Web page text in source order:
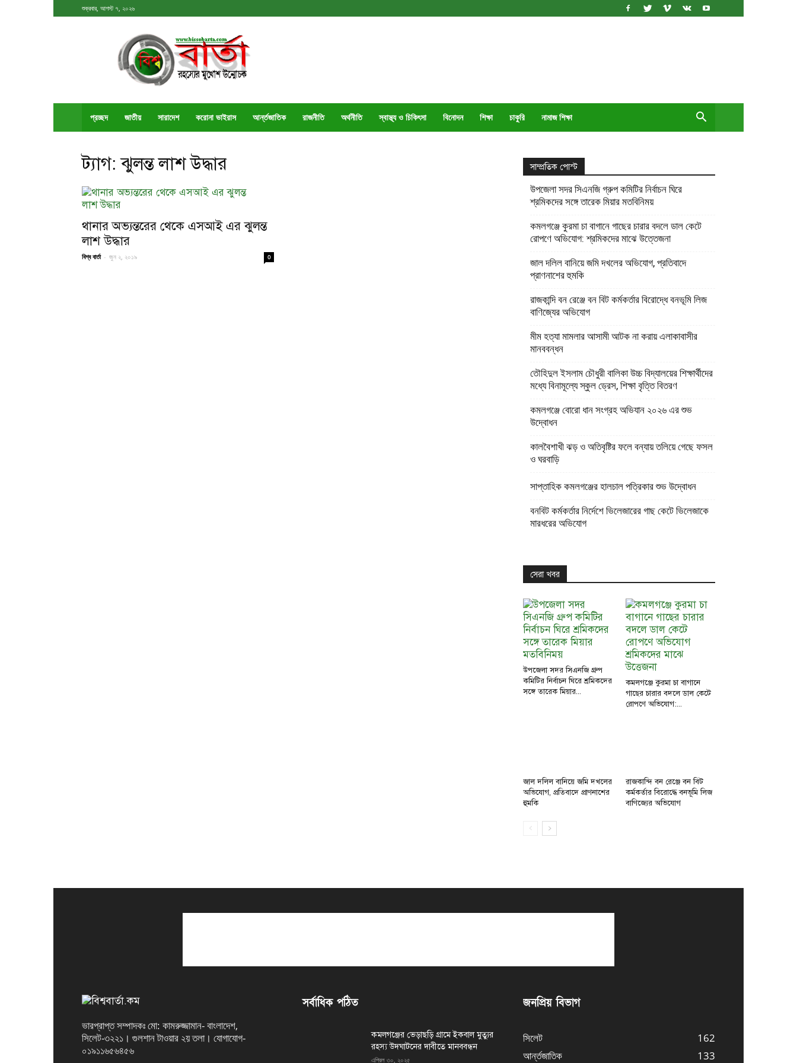
শুক্রবার, আগস্ট ৭, ২০২৬
বিশ্ববার্তা
প্রচ্ছদ জাতীয় সারাদেশ করোনা ভাইরাস আর্ন্তজাতিক রাজনীতি অর্থনীতি স্বাস্থ্য ও চিকিৎসা বিনোদন শিক্ষা চাকুরি নামাজ শিক্ষা
ট্যাগ: ঝুলন্ত লাশ উদ্ধার
থানার অভ্যন্তরের থেকে এসআই এর ঝুলন্ত
লাশ উদ্ধার
বিশ্ব বার্তা - জুন ২, ২০১৯ 0
সাম্প্রতিক পোস্ট
উপজেলা সদর সিএনজি গ্রুপ কমিটির নির্বাচন ঘিরে
শ্রমিকদের সঙ্গে তারেক মিয়ার মতবিনিময়
কমলগঞ্জে কুরমা চা বাগানে গাছের চারার বদলে ডাল কেটে
রোপণে অভিযোগ: শ্রমিকদের মাঝে উত্তেজনা
জাল দলিল বানিয়ে জমি দখলের অভিযোগ, প্রতিবাদে
প্রাণনাশের হুমকি
রাজকান্দি বন রেঞ্জে বন বিট কর্মকর্তার বিরোদ্ধে বনভূমি লিজ
বাণিজ্যের অভিযোগ
মীম হত্যা মামলার আসামী আটক না করায় এলাকাবাসীর
মানববন্ধন
তৌহিদুল ইসলাম চৌধুরী বালিকা উচ্চ বিদ্যালয়ের শিক্ষার্থীদের
মধ্যে বিনামূল্যে স্কুল ড্রেস, শিক্ষা বৃত্তি বিতরণ
কমলগঞ্জে বোরো ধান সংগ্রহ অভিযান ২০২৬ এর শুভ
উদ্বোধন
কালবৈশাখী ঝড় ও অতিবৃষ্টির ফলে বন্যায় তলিয়ে গেছে ফসল
ও ঘরবাড়ি
সাপ্তাহিক কমলগঞ্জের হালচাল পত্রিকার শুভ উদ্বোধন
বনবিট কর্মকর্তার নির্দেশে ভিলেজারের গাছ কেটে ভিলেজাকে
মারধরের অভিযোগ
সেরা খবর
উপজেলা সদর সিএনজি গ্রুপ
কমিটির নির্বাচন ঘিরে শ্রমিকদের
সঙ্গে তারেক মিয়ার...
কমলগঞ্জে কুরমা চা বাগানে
গাছের চারার বদলে ডাল কেটে
রোপণে অভিযোগ:...
জাল দলিল বানিয়ে জমি দখলের
অভিযোগ, প্রতিবাদে প্রাণনাশের
হুমকি
রাজকান্দি বন রেঞ্জে বন বিট
কর্মকর্তার বিরোদ্ধে বনভূমি লিজ
বাণিজ্যের অভিযোগ
ভারপ্রাপ্ত সম্পাদকঃ মো: কামরুজ্জামান- বাংলাদেশ,
সিলেট-৩২২১। গুলশান টাওয়ার ২য় তলা। যোগাযোগ-
০১৯১১৬৫৬৪৫৬
সর্বাধিক পঠিত
কমলগঞ্জের ভেড়াছড়ি গ্রামে ইকবাল মুত্যুর
রহস্য উদঘাটনের দাবীতে মানববন্ধন
এপ্রিল ৩০, ২০২৫
জনপ্রিয় বিভাগ
সিলেট
162
আর্ন্তজাতিক
133